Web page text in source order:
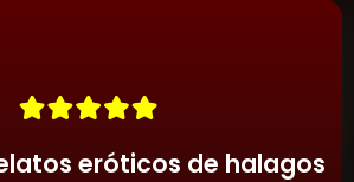
sonido inmersivo, creando
eróticos de halagos